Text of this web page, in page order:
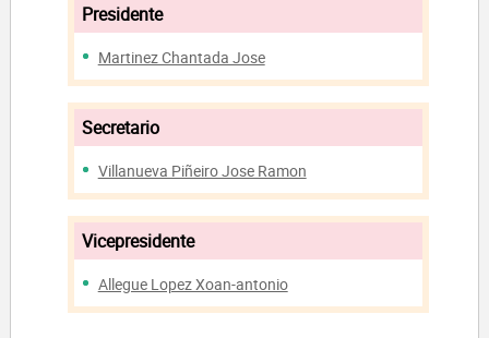
Presidente
Martinez Chantada Jose
Secretario
Villanueva Piñeiro Jose Ramon
Vicepresidente
Allegue Lopez Xoan-antonio